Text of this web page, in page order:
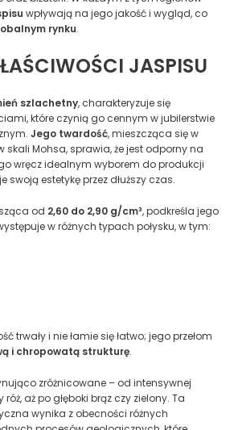
wpływają na jego jakość i wygląd, co
rynku.
JASPISU
szlachetny, charakteryzuje się
które czynią go cennym w jubilerstwie
Jego twardość, mieszcząca się w
skali Mohsa, sprawia, że jest odporny na
wręcz idealnym wyborem do produkcji
swoją estetykę przez dłuższy czas.
od 2,60 do 2,90 g/cm³, podkreśla jego
w różnych typach połysku, w tym:
trwały i nie łamie się łatwo; jego przełom
i chropowatą strukturę.
zróżnicowane – od intensywnej
róż, aż po głęboki brąz czy zielony. Ta
wynika z obecności różnych